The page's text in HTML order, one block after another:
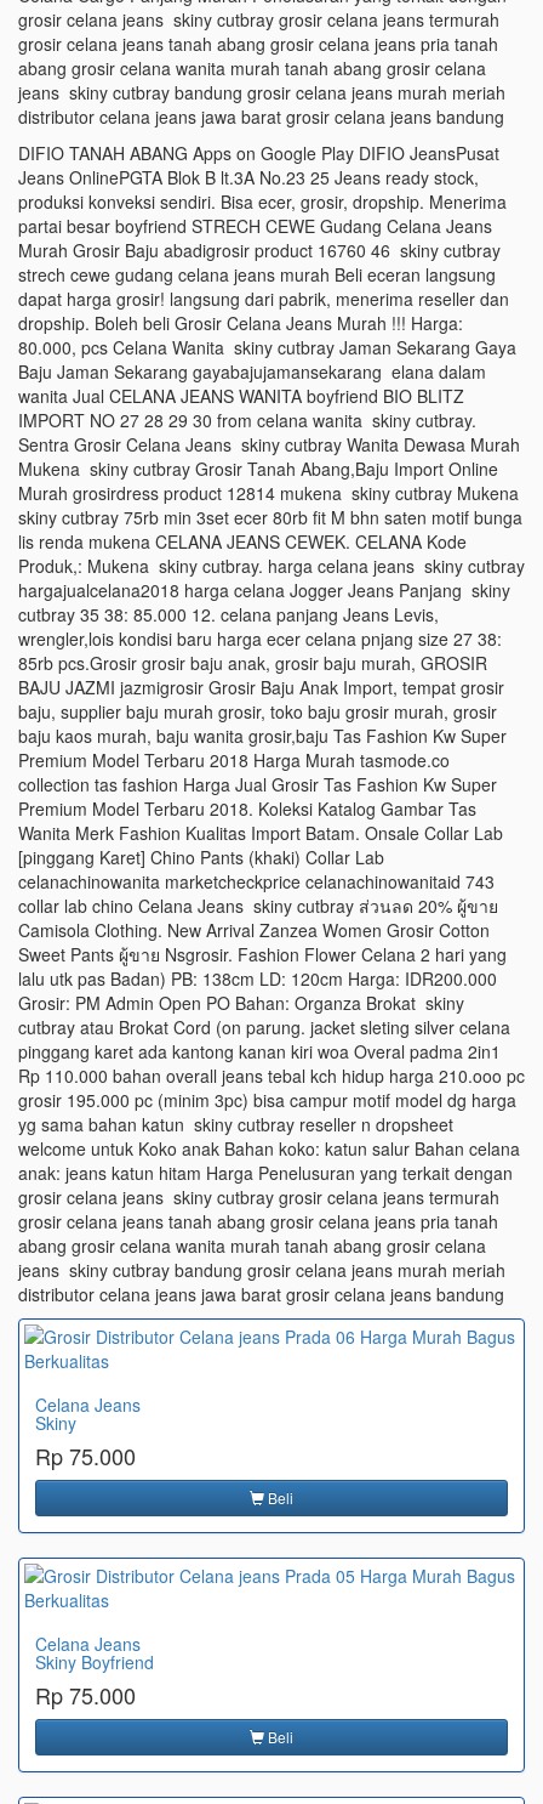
grosir celana jeans skiny cutbray grosir celana jeans termurah
grosir celana jeans tanah abang grosir celana jeans pria tanah
abang grosir celana wanita murah tanah abang grosir celana
jeans skiny cutbray bandung grosir celana jeans murah meriah
distributor celana jeans jawa barat grosir celana jeans bandung
DIFIO TANAH ABANG Apps on Google Play DIFIO JeansPusat
Jeans OnlinePGTA Blok B lt.3A No.23 25 Jeans ready stock,
produksi konveksi sendiri. Bisa ecer, grosir, dropship. Menerima
partai besar boyfriend STRECH CEWE Gudang Celana Jeans
Murah Grosir Baju abadigrosir product 16760 46 skiny cutbray
strech cewe gudang celana jeans murah Beli eceran langsung
dapat harga grosir! langsung dari pabrik, menerima reseller dan
dropship. Boleh beli Grosir Celana Jeans Murah !!! Harga:
80.000, pcs Celana Wanita skiny cutbray Jaman Sekarang Gaya
Baju Jaman Sekarang gayabajujamansekarang elana dalam
wanita Jual CELANA JEANS WANITA boyfriend BIO BLITZ
IMPORT NO 27 28 29 30 from celana wanita skiny cutbray.
Sentra Grosir Celana Jeans skiny cutbray Wanita Dewasa Murah
Mukena skiny cutbray Grosir Tanah Abang,Baju Import Online
Murah grosirdress product 12814 mukena skiny cutbray Mukena
skiny cutbray 75rb min 3set ecer 80rb fit M bhn saten motif bunga
lis renda mukena CELANA JEANS CEWEK. CELANA Kode
Produk,: Mukena skiny cutbray. harga celana jeans skiny cutbray
hargajualcelana2018 harga celana Jogger Jeans Panjang skiny
cutbray 35 38: 85.000 12. celana panjang Jeans Levis,
wrengler,lois kondisi baru harga ecer celana pnjang size 27 38:
85rb pcs.Grosir grosir baju anak, grosir baju murah, GROSIR
BAJU JAZMI jazmigrosir Grosir Baju Anak Import, tempat grosir
baju, supplier baju murah grosir, toko baju grosir murah, grosir
baju kaos murah, baju wanita grosir,baju Tas Fashion Kw Super
Premium Model Terbaru 2018 Harga Murah tasmode.co
collection tas fashion Harga Jual Grosir Tas Fashion Kw Super
Premium Model Terbaru 2018. Koleksi Katalog Gambar Tas
Wanita Merk Fashion Kualitas Import Batam. Onsale Collar Lab
[pinggang Karet] Chino Pants (khaki) Collar Lab
celanachinowanita marketcheckprice celanachinowanitaid 743
collar lab chino Celana Jeans skiny cutbray ส่วนลด 20% ผู้ขาย
Camisola Clothing. New Arrival Zanzea Women Grosir Cotton
Sweet Pants ผู้ขาย Nsgrosir. Fashion Flower Celana 2 hari yang
lalu utk pas Badan) PB: 138cm LD: 120cm Harga: IDR200.000
Grosir: PM Admin Open PO Bahan: Organza Brokat skiny
cutbray atau Brokat Cord (on parung. jacket sleting silver celana
pinggang karet ada kantong kanan kiri woa Overal padma 2in1
Rp 110.000 bahan overall jeans tebal kch hidup harga 210.ooo pc
grosir 195.000 pc (minim 3pc) bisa campur motif model dg harga
yg sama bahan katun skiny cutbray reseller n dropsheet
welcome untuk Koko anak Bahan koko: katun salur Bahan celana
anak: jeans katun hitam Harga Penelusuran yang terkait dengan
grosir celana jeans skiny cutbray grosir celana jeans termurah
grosir celana jeans tanah abang grosir celana jeans pria tanah
abang grosir celana wanita murah tanah abang grosir celana
jeans skiny cutbray bandung grosir celana jeans murah meriah
distributor celana jeans jawa barat grosir celana jeans bandung
Celana Jeans
Skiny
Rp 75.000
Beli
Celana Jeans
Skiny Boyfriend
Rp 75.000
Beli